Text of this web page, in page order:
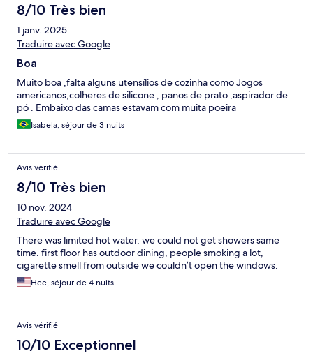
8/10 Très bien
1 janv. 2025
Traduire avec Google
Boa
Muito boa ,falta alguns utensílios de cozinha como Jogos
americanos,colheres de silicone , panos de prato ,aspirador de
pó . Embaixo das camas estavam com muita poeira
Isabela, séjour de 3 nuits
Avis vérifié
8/10 Très bien
10 nov. 2024
Traduire avec Google
There was limited hot water, we could not get showers same
time. first floor has outdoor dining, people smoking a lot,
cigarette smell from outside we couldn’t open the windows.
Hee, séjour de 4 nuits
Avis vérifié
10/10 Exceptionnel